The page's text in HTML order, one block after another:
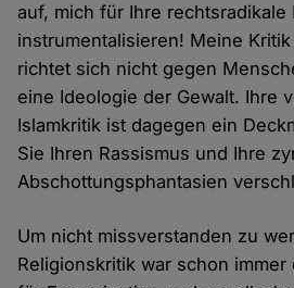
auf, mich für Ihre rechtsradikale
instrumentalisieren! Meine
richtet sich nicht gegen
eine Ideologie der Gewalt. Ihre
Islamkritik ist dagegen ein
Sie Ihren Rassismus und Ihre
Abschottungsphantasien
Um nicht missverstanden zu
Religionskritik war schon immer